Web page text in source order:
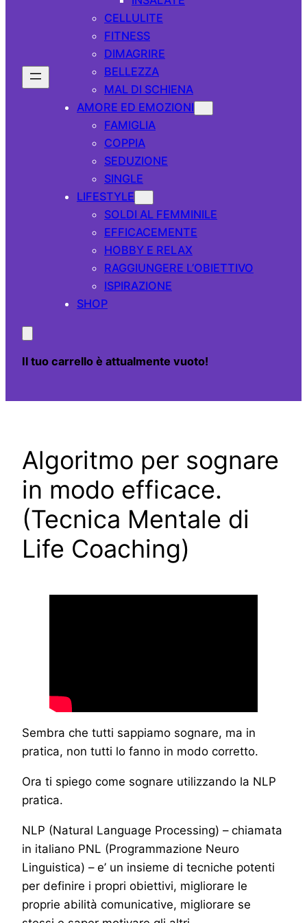
CELLULITE
FITNESS
DIMAGRIRE
BELLEZZA
MAL DI SCHIENA
AMORE ED EMOZIONI
FAMIGLIA
COPPIA
SEDUZIONE
SINGLE
LIFESTYLE
SOLDI AL FEMMINILE
EFFICACEMENTE
HOBBY E RELAX
RAGGIUNGERE L’OBIETTIVO
ISPIRAZIONE
SHOP
Il tuo carrello è attualmente vuoto!
Algoritmo per sognare
in modo efficace.
(Tecnica Mentale di
Life Coaching)
Sembra che tutti sappiamo sognare, ma in
pratica, non tutti lo fanno in modo corretto.
Ora ti spiego come sognare utilizzando la NLP
pratica.
NLP (Natural Language Processing) – chiamata
in italiano PNL (Programmazione Neuro
Linguistica) – e’ un insieme di tecniche potenti
per definire i propri obiettivi, migliorare le
proprie abilità comunicative, migliorare se